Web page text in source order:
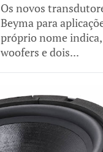
Os novos
Beyma para
próprio nome
woofers e dois...